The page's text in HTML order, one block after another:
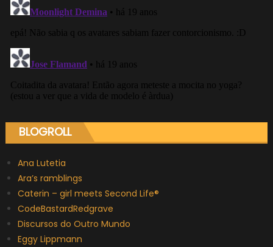
BLOGROLL
Ana Lutetia
Ara’s ramblings
Caterin – girl meets Second Life®
CodeBastardRedgrave
Discursos do Outro Mundo
Eggy Lippmann